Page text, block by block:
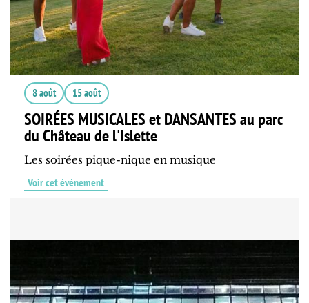
8 août 15 août
SOIRÉES MUSICALES et DANSANTES au parc
du Château de l'Islette
Les soirées pique-nique en musique
Voir cet événement